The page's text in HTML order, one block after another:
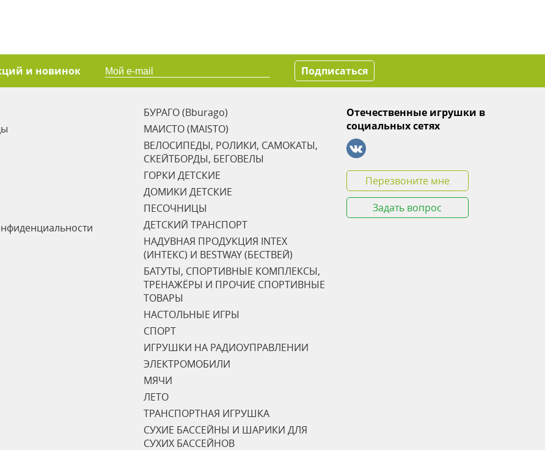
и новинок Подписаться
БУРАГО (Bburago)
МАИСТО (MAISTO)
ВЕЛОСИПЕДЫ, РОЛИКИ, САМОКАТЫ,
СКЕЙТБОРДЫ, БЕГОВЕЛЫ
ГОРКИ ДЕТСКИЕ
ДОМИКИ ДЕТСКИЕ
ПЕСОЧНИЦЫ
ДЕТСКИЙ ТРАНСПОРТ
НАДУВНАЯ ПРОДУКЦИЯ INTEX
(ИНТЕКС) И BESTWAY (БЕСТВЕЙ)
БАТУТЫ, СПОРТИВНЫЕ КОМПЛЕКСЫ,
ТРЕНАЖЁРЫ И ПРОЧИЕ СПОРТИВНЫЕ
ТОВАРЫ
НАСТОЛЬНЫЕ ИГРЫ
СПОРТ
ИГРУШКИ НА РАДИОУПРАВЛЕНИИ
ЭЛЕКТРОМОБИЛИ
МЯЧИ
ЛЕТО
ТРАНСПОРТНАЯ ИГРУШКА
СУХИЕ БАССЕЙНЫ И ШАРИКИ ДЛЯ
СУХИХ БАССЕЙНОВ
Отечественные игрушки в
социальных сетях
Перезвоните мне
Задать вопрос